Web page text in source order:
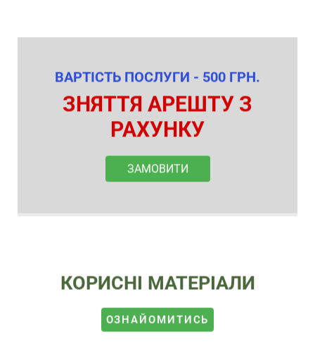
ВАРТІСТЬ ПОСЛУГИ - 500 ГРН.
ЗНЯТТЯ АРЕШТУ З
РАХУНКУ
ЗАМОВИТИ
КОРИСНІ МАТЕРІАЛИ
ОЗНАЙОМИТИСЬ